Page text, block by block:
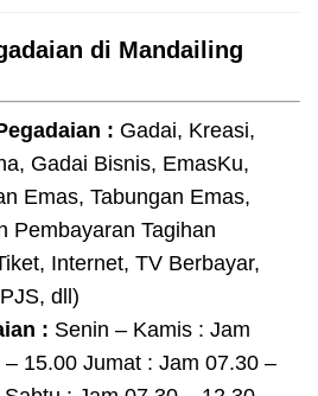
di Mandailing
: Gadai, Kreasi,
Gadai Bisnis, EmasKu,
Emas, Tabungan Emas,
Pembayaran Tagihan
Internet, TV Berbayar,
dll)
: Senin – Kamis : Jam
15.00 Jumat : Jam 07.30 –